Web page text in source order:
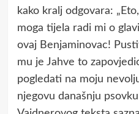
kako kralj odgovara:
moga tijela radi mi o
ovaj Benjaminovac!
mu je Jahve to
pogledati na moju
njegovu današnju